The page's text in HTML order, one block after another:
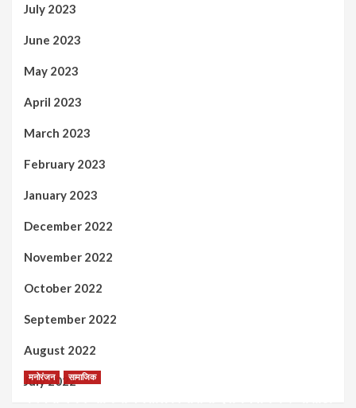
July 2023
June 2023
May 2023
April 2023
March 2023
February 2023
January 2023
December 2022
November 2022
October 2022
September 2022
August 2022
July 2022
मनोरंजन सामाजिक